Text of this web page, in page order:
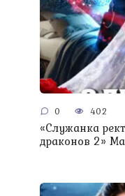
0 402
«Служанка
драконов 2»